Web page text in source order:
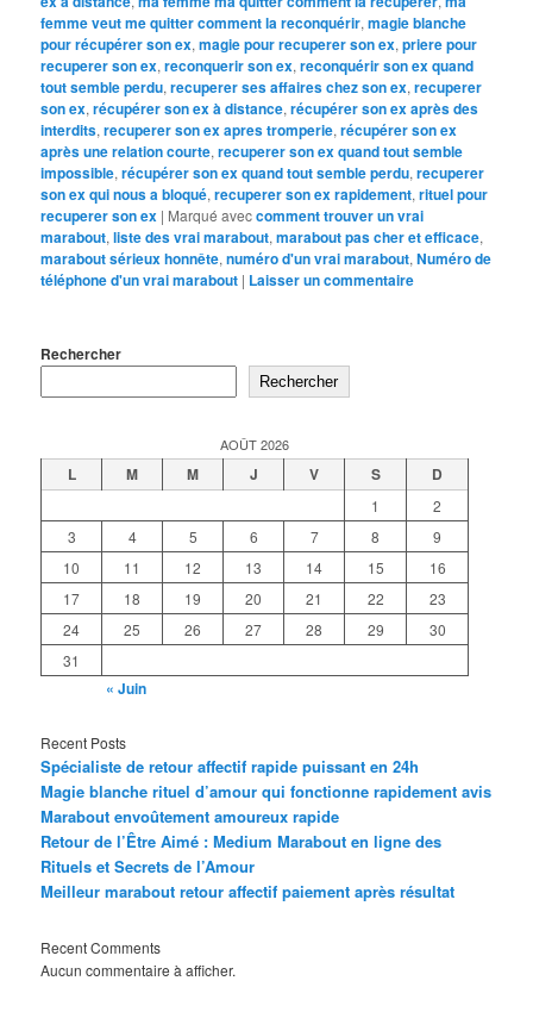
femme veut me quitter comment la reconquérir,magie blanche
pour récupérer son ex,magie pour recuperer son ex,priere pour
recuperer son ex,reconquerir son ex,reconquérir son ex quand
tout semble perdu,recuperer ses affaires chez son ex,recuperer
son ex,récupérer son ex à distance,récupérer son ex après des
interdits,recuperer son ex apres tromperie,récupérer son ex
après une relation courte,recuperer son ex quand tout semble
impossible,récupérer son ex quand tout semble perdu,recuperer
son ex qui nous a bloqué,recuperer son ex rapidement,rituel pour
recuperer son ex | Marqué aveccomment trouver un vrai
marabout,liste des vrai marabout,marabout pas cher et efficace,
marabout sérieux honnête,numéro d'un vrai marabout,Numéro de
téléphone d'un vrai marabout | Laisser un commentaire
Rechercher
Rechercher
AOÛT 2026
L M M J V S D
1
2
3
4 5 6 7 8
9
10
11 12 13 14 15
16
17
18 19 20 21 22
23
24
25 26 27 28 29
30
31
« Juin
Recent Posts
Spécialiste de retour affectif rapide puissant en 24h
Magie blanche rituel d’amour qui fonctionne rapidement avis
Marabout envoûtement amoureux rapide
Retour de l’Être Aimé : Medium Marabout en ligne des
Rituels et Secrets de l’Amour
Meilleur marabout retour affectif paiement après résultat
Recent Comments
Aucun commentaire à afficher.